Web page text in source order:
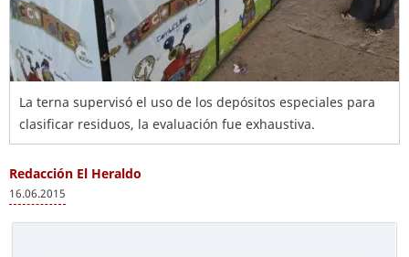
La terna supervisó el uso de los depósitos especiales para
clasificar residuos, la evaluación fue exhaustiva.
Redacción El Heraldo
16.06.2015